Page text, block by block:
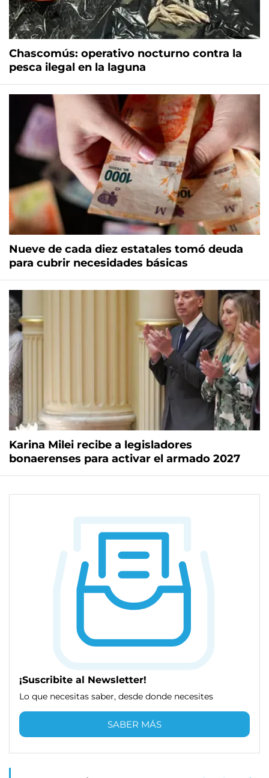
Chascomús: operativo nocturno contra la
pesca ilegal en la laguna
Nueve de cada diez estatales tomó deuda
para cubrir necesidades básicas
Karina Milei recibe a legisladores
bonaerenses para activar el armado 2027
¡Suscribite al Newsletter!
Lo que necesitas saber, desde donde necesites
SABER MÁS